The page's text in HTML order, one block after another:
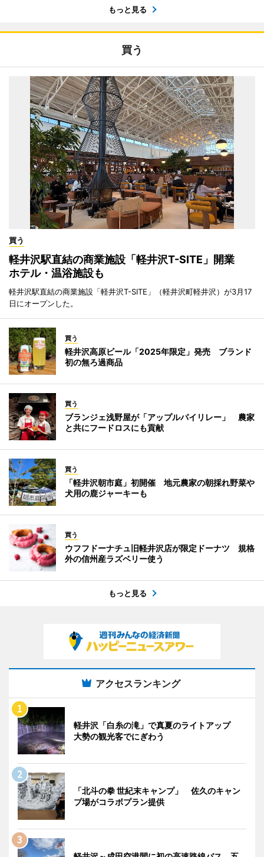
もっと見る
買う
買う
軽井沢駅直結の商業施設「軽井沢T-SITE」開業
ホテル・温浴施設も
軽井沢駅直結の商業施設「軽井沢T-SITE」（軽井沢町軽井沢）が3月17
日にオープンした。
買う
軽井沢高原ビール「2025年限定」発売 ブランド
初の無ろ過商品
買う
ブランジェ浅野屋が「アップルパイリレー」 農家
と共にフードロスにも貢献
買う
「軽井沢朝市庭」初開催 地元農家の朝採れ野菜や
犬用の鹿ジャーキーも
買う
ウフフドーナチュ旧軽井沢店が限定ドーナツ 規格
外の信州産ラズベリー使う
もっと見る
アクセスランキング
軽井沢「白糸の滝」で真夏のライトアップ
大勢の観光客でにぎわう
「北斗の拳 世紀末キャンプ」 佐久のキャン
プ場がコラボプラン提供